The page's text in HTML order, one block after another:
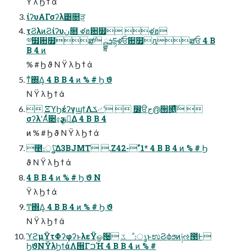
ίʔυΑΓσʔλ͸௕ੜ͖
τϨλͷϨίʔυن໛ ళฮ਺໿ ళฮ
༧໿਺໿ສ݅ ྦྷܭདྷళਓ਺໿ԯສਓ 4 B
B 4 ͷ
% # Ϧ ϑ Ν Ϋ λ Ϧ ϯ ά
ͳͥ΍Δ͔ 4 B B 4 ͷ % # Ϧ ϑ
Ν Ϋ λ Ϧ ϯ ά
 ΞϓϦέʔγϣϯΛݎ࿚ʹ  ෼ੳج൫͕੒௕͖ͯͨ͠ 
σʔλʹΑͬͯ૊৫͕ҙࢥܾఆ͢Δ 4 B B 4
ͷ % # Ϧ ϑ Ν Ϋ λ Ϧ ϯ ά
೥։ൃ͍ͯ͠Δ3BJMT .Z42-"1* 4 B B 4 ͷ % # Ϧ
ϑ Ν Ϋ λ Ϧ ϯ ά
4 B B 4 ͷ % # Ϧ ϑ Ν
Ϋ λ Ϧ ϯ ά
Ͳ͏΍Δ͔ 4 B B 4 ͷ % # Ϧ ϑ
Ν Ϋ λ Ϧ ϯ ά
ϓϩμΫτΦʔφʔͱλεΫௐ੔ ػೳ։ൃͱಉϨϕϧͷ༏ઌ౓Ͱ
ϦϑΝΫλϦϯάΛ੝ΓࠐΉ 4 B B 4 ͷ % #